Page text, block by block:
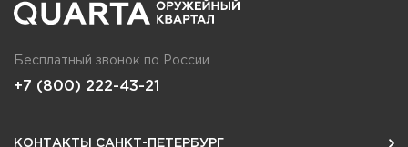
Бесплатный звонок по России
+7 (800) 222-43-21
КОНТАКТЫ САНКТ-ПЕТЕРБУРГ